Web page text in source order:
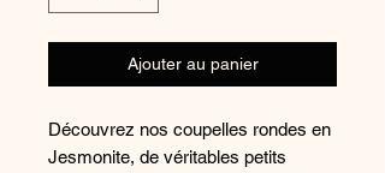
Ajouter au panier
​​​​​​Découvrez nos coupelles rondes en
Jesmonite, de véritables petits